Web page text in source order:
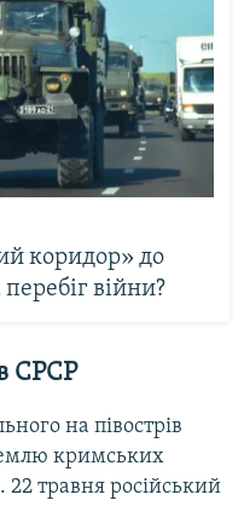
коридор» до
війни?
СРСР
на півострів
кримських
травня російський